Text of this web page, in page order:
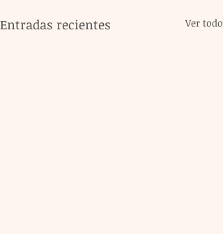
Entradas recientes Ver todo